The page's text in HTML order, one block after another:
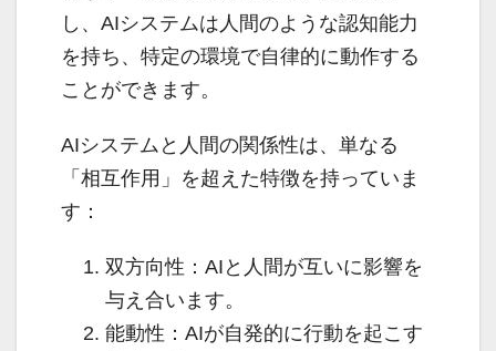
し、AIシステムは人間のような認知能力
を持ち、特定の環境で自律的に動作する
ことができます。
AIシステムと人間の関係性は、単なる
「相互作用」を超えた特徴を持っていま
す：
双方向性：AIと人間が互いに影響を
与え合います。
能動性：AIが自発的に行動を起こす